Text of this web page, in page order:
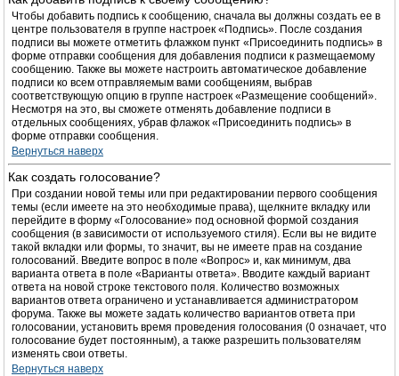
Чтобы добавить подпись к сообщению, сначала вы должны создать ее в
центре пользователя в группе настроек «Подпись». После создания
подписи вы можете отметить флажком пункт «Присоединить подпись» в
форме отправки сообщения для добавления подписи к размещаемому
сообщению. Также вы можете настроить автоматическое добавление
подписи ко всем отправляемым вами сообщениям, выбрав
соответствующую опцию в группе настроек «Размещение сообщений».
Несмотря на это, вы сможете отменять добавление подписи в
отдельных сообщениях, убрав флажок «Присоединить подпись» в
форме отправки сообщения.
Вернуться наверх
Как создать голосование?
При создании новой темы или при редактировании первого сообщения
темы (если имеете на это необходимые права), щелкните вкладку или
перейдите в форму «Голосование» под основной формой создания
сообщения (в зависимости от используемого стиля). Если вы не видите
такой вкладки или формы, то значит, вы не имеете прав на создание
голосований. Введите вопрос в поле «Вопрос» и, как минимум, два
варианта ответа в поле «Варианты ответа». Вводите каждый вариант
ответа на новой строке текстового поля. Количество возможных
вариантов ответа ограничено и устанавливается администратором
форума. Также вы можете задать количество вариантов ответа при
голосовании, установить время проведения голосования (0 означает, что
голосование будет постоянным), а также разрешить пользователям
изменять свои ответы.
Вернуться наверх